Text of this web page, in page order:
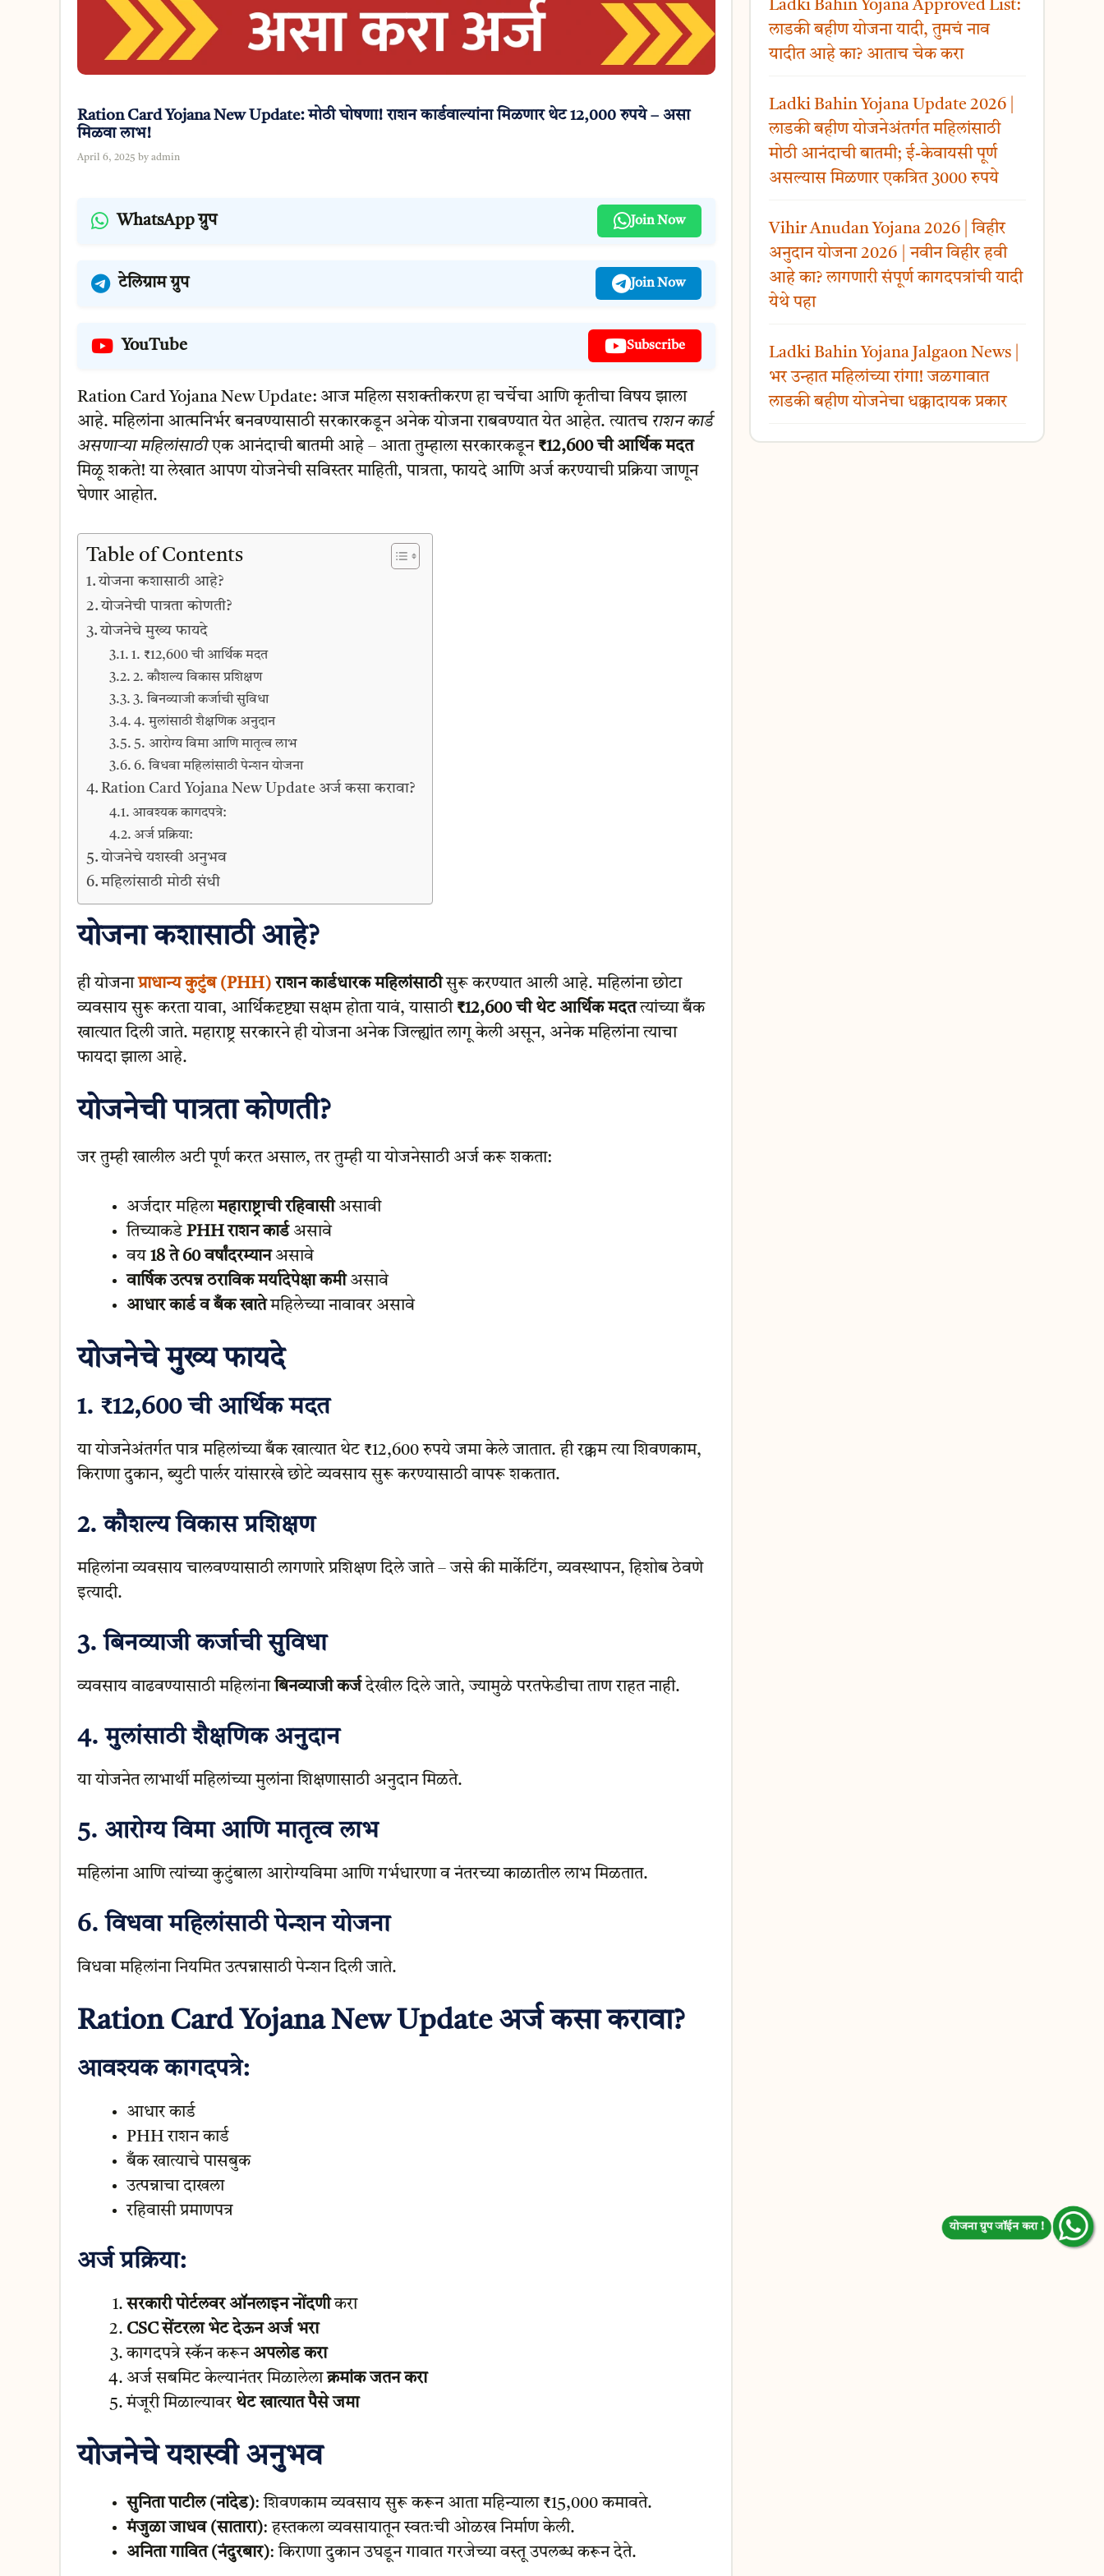
Ration Card Yojana New Update: मोठी घोषणा! राशन कार्डवाल्यांना मिळणार थेट 12,000 रुपये – असा
मिळवा लाभ!
April 6, 2025 by admin
WhatsApp ग्रुप Join Now
टेलिग्राम ग्रुप Join Now
YouTube Subscribe
Ration Card Yojana New Update: आज महिला सशक्तीकरण हा चर्चेचा आणि कृतीचा विषय झाला
आहे. महिलांना आत्मनिर्भर बनवण्यासाठी सरकारकडून अनेक योजना राबवण्यात येत आहेत. त्यातच राशन कार्ड
असणाऱ्या महिलांसाठीएक आनंदाची बातमी आहे – आता तुम्हाला सरकारकडून ₹12,600 ची आर्थिक मदत
मिळू शकते! या लेखात आपण योजनेची सविस्तर माहिती, पात्रता, फायदे आणि अर्ज करण्याची प्रक्रिया जाणून
घेणार आहोत.
Table of Contents
योजना कशासाठी आहे?
योजनेची पात्रता कोणती?
योजनेचे मुख्य फायदे
1. ₹12,600 ची आर्थिक मदत
2. कौशल्य विकास प्रशिक्षण
3. बिनव्याजी कर्जाची सुविधा
4. मुलांसाठी शैक्षणिक अनुदान
5. आरोग्य विमा आणि मातृत्व लाभ
6. विधवा महिलांसाठी पेन्शन योजना
Ration Card Yojana New Update अर्ज कसा करावा?
आवश्यक कागदपत्रे:
अर्ज प्रक्रिया:
योजनेचे यशस्वी अनुभव
महिलांसाठी मोठी संधी
योजना कशासाठी आहे?
ही योजनाप्राधान्य कुटुंब (PHH)राशन कार्डधारक महिलांसाठीसुरू करण्यात आली आहे. महिलांना छोटा
व्यवसाय सुरू करता यावा, आर्थिकदृष्ट्या सक्षम होता यावं, यासाठी ₹12,600 ची थेट आर्थिक मदतत्यांच्या बँक
खात्यात दिली जाते. महाराष्ट्र सरकारने ही योजना अनेक जिल्ह्यांत लागू केली असून, अनेक महिलांना त्याचा
फायदा झाला आहे.
योजनेची पात्रता कोणती?
जर तुम्ही खालील अटी पूर्ण करत असाल, तर तुम्ही या योजनेसाठी अर्ज करू शकता:
अर्जदार महिलामहाराष्ट्राची रहिवासीअसावी
तिच्याकडे PHH राशन कार्डअसावे
वय 18 ते 60 वर्षांदरम्यानअसावे
वार्षिक उत्पन्न ठराविक मर्यादेपेक्षा कमीअसावे
आधार कार्ड व बँक खातेमहिलेच्या नावावर असावे
योजनेचे मुख्य फायदे
1. ₹12,600 ची आर्थिक मदत
या योजनेअंतर्गत पात्र महिलांच्या बँक खात्यात थेट ₹12,600 रुपये जमा केले जातात. ही रक्कम त्या शिवणकाम,
किराणा दुकान, ब्युटी पार्लर यांसारखे छोटे व्यवसाय सुरू करण्यासाठी वापरू शकतात.
2.कौशल्य विकास प्रशिक्षण
महिलांना व्यवसाय चालवण्यासाठी लागणारे प्रशिक्षण दिले जाते – जसे की मार्केटिंग, व्यवस्थापन, हिशोब ठेवणे
इत्यादी.
3.बिनव्याजी कर्जाची सुविधा
व्यवसाय वाढवण्यासाठी महिलांनाबिनव्याजी कर्जदेखील दिले जाते, ज्यामुळे परतफेडीचा ताण राहत नाही.
4.मुलांसाठी शैक्षणिक अनुदान
या योजनेत लाभार्थी महिलांच्या मुलांना शिक्षणासाठी अनुदान मिळते.
5. आरोग्य विमा आणि मातृत्व लाभ
महिलांना आणि त्यांच्या कुटुंबाला आरोग्यविमा आणि गर्भधारणा व नंतरच्या काळातील लाभ मिळतात.
6.विधवा महिलांसाठी पेन्शन योजना
विधवा महिलांना नियमित उत्पन्नासाठी पेन्शन दिली जाते.
Ration Card Yojana New Update अर्ज कसा करावा?
आवश्यक कागदपत्रे:
आधार कार्ड
PHH राशन कार्ड
बँक खात्याचे पासबुक
उत्पन्नाचा दाखला
रहिवासी प्रमाणपत्र
अर्ज प्रक्रिया:
सरकारी पोर्टलवर ऑनलाइन नोंदणीकरा
CSC सेंटरला भेट देऊन अर्ज भरा
कागदपत्रे स्कॅन करून अपलोड करा
अर्ज सबमिट केल्यानंतर मिळालेलाक्रमांक जतन करा
मंजूरी मिळाल्यावर थेट खात्यात पैसे जमा
योजनेचे यशस्वी अनुभव
सुनिता पाटील (नांदेड): शिवणकाम व्यवसाय सुरू करून आता महिन्याला ₹15,000 कमावते.
मंजुळा जाधव (सातारा): हस्तकला व्यवसायातून स्वतःची ओळख निर्माण केली.
अनिता गावित (नंदुरबार): किराणा दुकान उघडून गावात गरजेच्या वस्तू उपलब्ध करून देते.
Ladki Bahin Yojana Approved List:
लाडकी बहीण योजना यादी, तुमचं नाव
यादीत आहे का? आताच चेक करा
Ladki Bahin Yojana Update 2026 |
लाडकी बहीण योजनेअंतर्गत महिलांसाठी
मोठी आनंदाची बातमी; ई-केवायसी पूर्ण
असल्यास मिळणार एकत्रित 3000 रुपये
Vihir Anudan Yojana 2026 | विहीर
अनुदान योजना 2026 | नवीन विहीर हवी
आहे का? लागणारी संपूर्ण कागदपत्रांची यादी
येथे पहा
Ladki Bahin Yojana Jalgaon News |
भर उन्हात महिलांच्या रांगा! जळगावात
लाडकी बहीण योजनेचा धक्कादायक प्रकार
योजना ग्रुप जॉईन करा !